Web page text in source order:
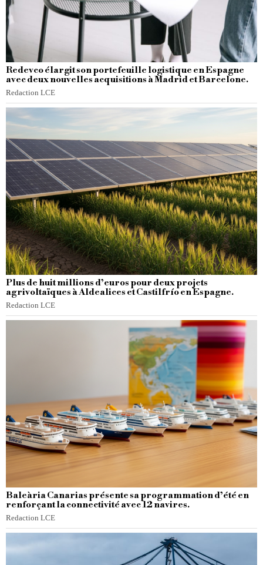
Redevco élargit son portefeuille logistique en Espagne
avec deux nouvelles acquisitions à Madrid et Barcelone.
Redaction LCE
Plus de huit millions d’euros pour deux projets
agrivoltaïques à Aldealices et Castilfrío en Espagne.
Redaction LCE
Baleària Canarias présente sa programmation d’été en
renforçant la connectivité avec 12 navires.
Redaction LCE